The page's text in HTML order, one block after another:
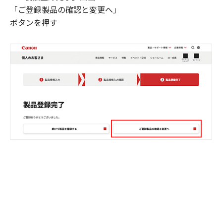
「ご登録製品の確認と変更へ」
ボタンを押す